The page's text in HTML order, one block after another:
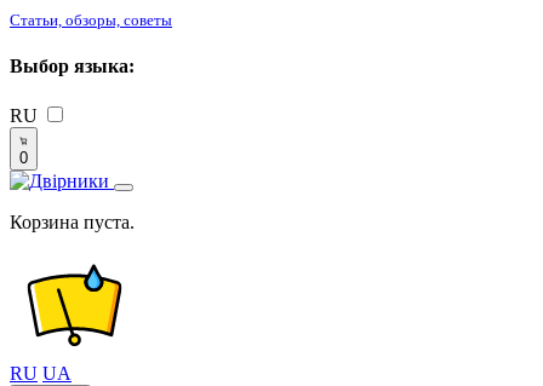
Статьи, обзоры, советы
Выбор языка:
RU
0
Корзина пуста.
RU UA